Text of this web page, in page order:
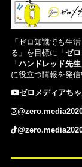
空港ラウン
2選！使い方
8月7日
家族カード
カを比較【
【2026年8
「ゼロ知識でも生
る」を目標に「 ゼ
「 ハンドレッド先生
に役立つ情報を発信
ゼロメディアち